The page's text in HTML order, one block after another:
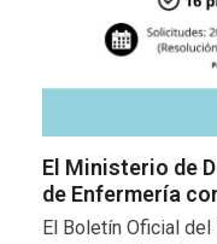
El Ministerio de
de Enfermería
El Boletín Oficial